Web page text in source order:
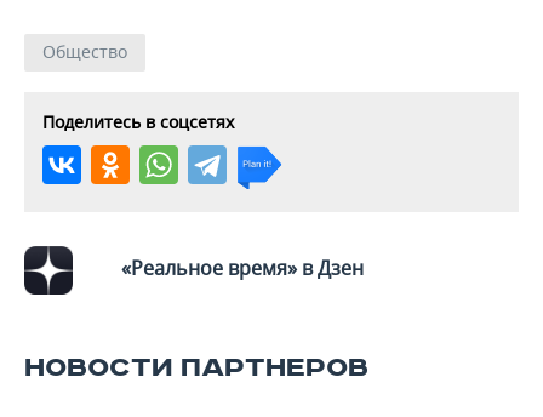
Общество
Поделитесь в соцсетях
«Реальное время» в Дзен
НОВОСТИ ПАРТНЕРОВ